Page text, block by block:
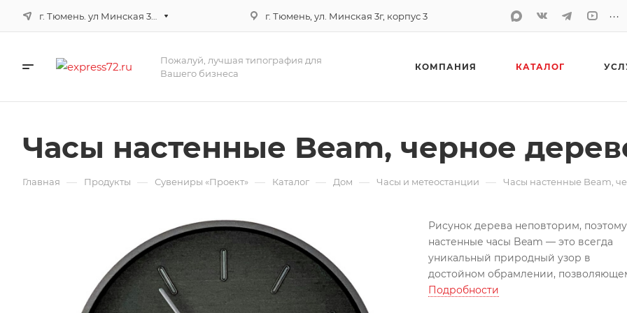
г. Тюмень, ул. Минская 3г, корпус 3 ...
Пожалуй, лучшая типография для
Вашего бизнеса
КОМПАНИЯ КАТАЛОГ
Часы настенные Beam, черное
Главная — Продукты — Сувениры «Проект» — Каталог — Дом — Часы и метеостанции — Часы настенные Beam,
Рисунок дерева неповторим, поэтому
настенные часы Beam — это всегда
уникальный природный узор в
достойном обрамлении,
любоваться текстурой натурального
Подробности